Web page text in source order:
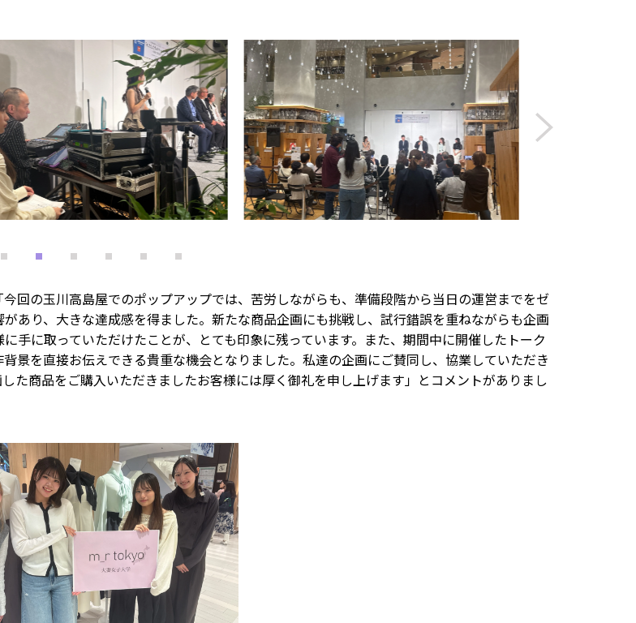
回の玉川高島屋でのポップアップでは、苦労しながらも、準備段階から当日の運営までをゼ
あり、大きな達成感を得ました。新たな商品企画にも挑戦し、試行錯誤を重ねながらも企画
手に取っていただけたことが、とても印象に残っています。また、期間中に開催したトーク
景を直接お伝えできる貴重な機会となりました。私達の企画にご賛同し、協業していただき
た商品をご購入いただきましたお客様には厚く御礼を申し上げます」とコメントがありまし